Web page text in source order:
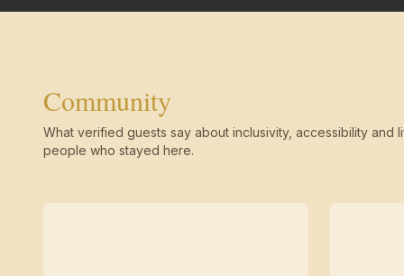
Community
What verified guests say about inclusivity, accessibility and
people who stayed here.